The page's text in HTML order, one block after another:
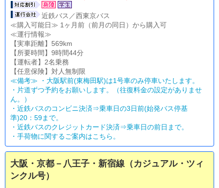
近鉄バス／西東京バス
≪購入可能日≫ 1ヶ月前（前月の同日）から購入可
≪運行情報≫
【実車距離】569km
【所要時間】9時間44分
【運転者】2名乗務
【任意保険】対人無制限
≪備考≫ ・大阪駅前(東梅田駅)は1号車のみ停車いたします。
・片道ずつ予約をお願いします。（往復料金の設定がありませ
ん。）
・近鉄バスのコンビニ決済⇒乗車日の3日前(始発バス停基
準)20：59まで。
・近鉄バスのクレジットカード決済⇒乗車日の前日まで。
・ 手荷物に関するご案内はこちら。
大阪・京都－八王子・新宿線（カジュアル・ツィ
ンクル号）